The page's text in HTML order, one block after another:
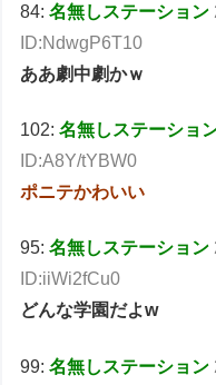
84:名無しステーション
ID:NdwgP6T10
ああ劇中劇かｗ
102:名無しステーショ
ID:A8Y/tYBW0
ポニテかわいい
95:名無しステーション
ID:iiWi2fCu0
どんな学園だよw
99:名無しステーション